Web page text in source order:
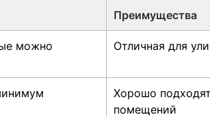
Преимущества
можно
Отличная для
Хорошо
помещений